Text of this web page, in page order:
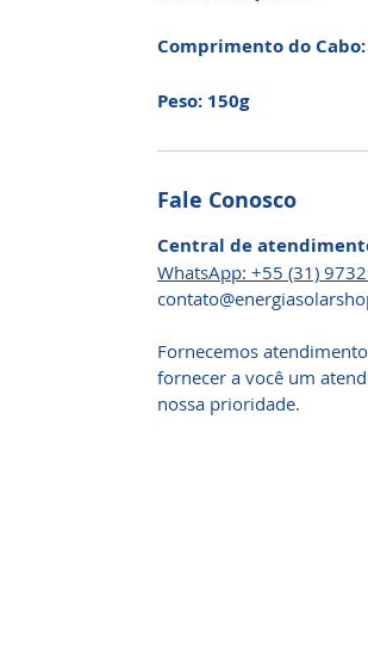
Comprimento do
Peso: 150g
Fale Conosco
Central de
WhatsApp: +55 (31)
Fornecemos
fornecer a você um
nossa prioridade.